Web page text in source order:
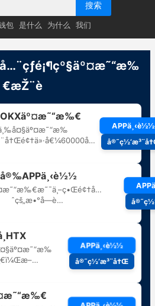
搜索
包 是什么 为什么 我们